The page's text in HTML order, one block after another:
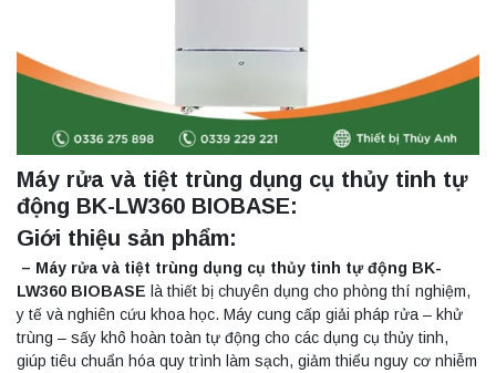
Máy rửa và tiệt trùng dụng cụ thủy tinh tự
động BK-LW360 BIOBASE:
Giới thiệu sản phẩm:
– Máy rửa và tiệt trùng dụng cụ thủy tinh tự động BK-
LW360 BIOBASE là thiết bị chuyên dụng cho phòng thí nghiệm,
y tế và nghiên cứu khoa học. Máy cung cấp giải pháp rửa – khử
trùng – sấy khô hoàn toàn tự động cho các dụng cụ thủy tinh,
giúp tiêu chuẩn hóa quy trình làm sạch, giảm thiểu nguy cơ nhiễm